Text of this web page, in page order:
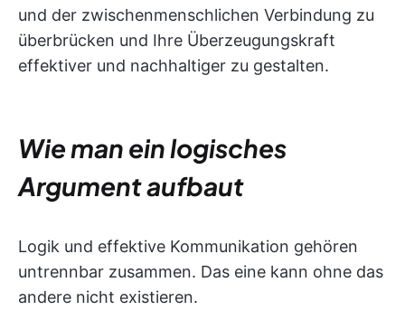
und der zwischenmenschlichen Verbindung zu
überbrücken und Ihre Überzeugungskraft
effektiver und nachhaltiger zu gestalten.
Wie man ein logisches
Argument aufbaut
Logik und effektive Kommunikation gehören
untrennbar zusammen. Das eine kann ohne das
andere nicht existieren.